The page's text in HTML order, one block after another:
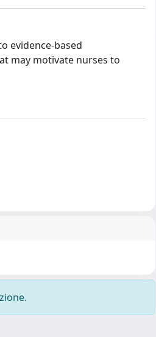
evidence-based
may motivate nurses to